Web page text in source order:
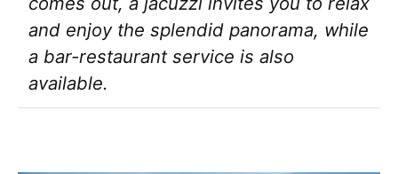
and enjoy the splendid panorama, while
a bar-restaurant service is also
available.